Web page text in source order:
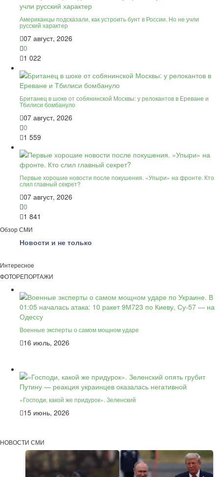
Американцы подсказали, как устроить бунт в России. Но не учли
русский характер
07 август, 2026
0
1 022
Британец в шоке от собянинской Москвы: у релокантов в Ереване и
Тбилиси бомбануло
07 август, 2026
0
1 559
Первые хорошие новости после покушения. «Упыри» на фронте. Кто
слил главный секрет?
07 август, 2026
0
1 841
Обзор СМИ
Новости и не только
Интересное
ФОТОРЕПОРТАЖИ
Военные эксперты о самом мощном ударе
16 июль, 2026
«Господи, какой же придурок». Зеленский
15 июнь, 2026
НОВОСТИ СМИ